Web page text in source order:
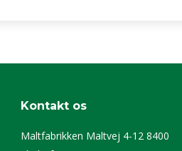
Kontakt os
Maltfabrikken Maltvej 4-12 8400